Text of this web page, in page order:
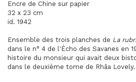
Encre de Chine sur papier
32 x 23 cm
id. 1942
Ensemble des trois planches de La
dans le n° 4 de l'Écho des Savanes en
histoire du monsieur qui avait deux
dans le deuxième tome de Rhâa